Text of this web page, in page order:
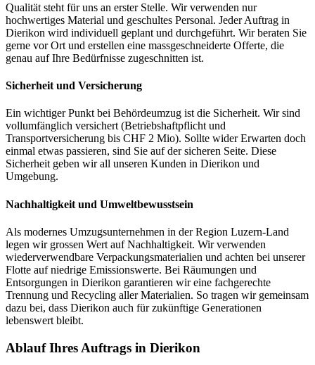
Qualität steht für uns an erster Stelle. Wir verwenden nur
hochwertiges Material und geschultes Personal. Jeder Auftrag in
Dierikon wird individuell geplant und durchgeführt. Wir beraten Sie
gerne vor Ort und erstellen eine massgeschneiderte Offerte, die
genau auf Ihre Bedürfnisse zugeschnitten ist.
Sicherheit und Versicherung
Ein wichtiger Punkt bei Behördeumzug ist die Sicherheit. Wir sind
vollumfänglich versichert (Betriebshaftpflicht und
Transportversicherung bis CHF 2 Mio). Sollte wider Erwarten doch
einmal etwas passieren, sind Sie auf der sicheren Seite. Diese
Sicherheit geben wir all unseren Kunden in Dierikon und
Umgebung.
Nachhaltigkeit und Umweltbewusstsein
Als modernes Umzugsunternehmen in der Region Luzern-Land
legen wir grossen Wert auf Nachhaltigkeit. Wir verwenden
wiederverwendbare Verpackungsmaterialien und achten bei unserer
Flotte auf niedrige Emissionswerte. Bei Räumungen und
Entsorgungen in Dierikon garantieren wir eine fachgerechte
Trennung und Recycling aller Materialien. So tragen wir gemeinsam
dazu bei, dass Dierikon auch für zukünftige Generationen
lebenswert bleibt.
Ablauf Ihres Auftrags in Dierikon